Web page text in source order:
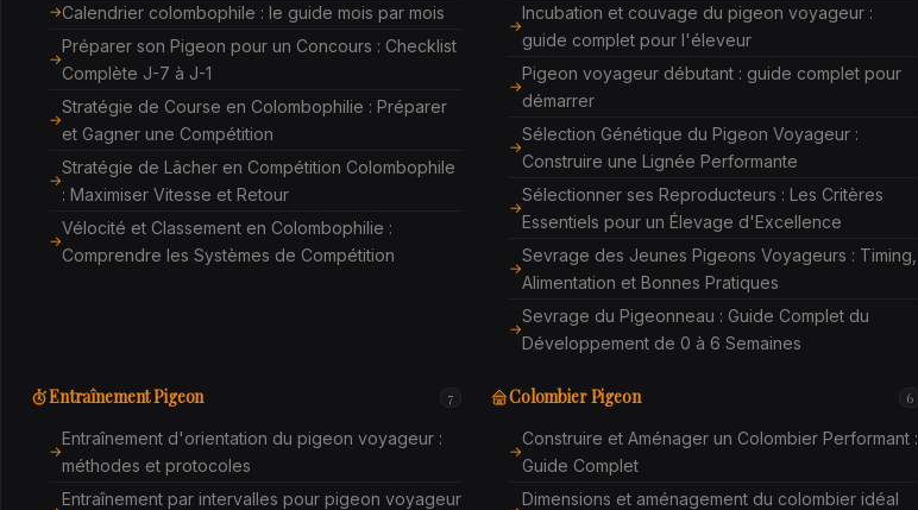
Calendrier colombophile : le guide mois par mois
Préparer son Pigeon pour un Concours : Checklist
Complète J-7 à J-1
Stratégie de Course en Colombophilie : Préparer
et Gagner une Compétition
Stratégie de Lâcher en Compétition Colombophile
: Maximiser Vitesse et Retour
Vélocité et Classement en Colombophilie :
Comprendre les Systèmes de Compétition
Incubation et couvage du pigeon voyageur :
guide complet pour l'éleveur
Pigeon voyageur débutant : guide complet pour
démarrer
Sélection Génétique du Pigeon Voyageur :
Construire une Lignée Performante
Sélectionner ses Reproducteurs : Les Critères
Essentiels pour un Élevage d'Excellence
Sevrage des Jeunes Pigeons Voyageurs : Timing,
Alimentation et Bonnes Pratiques
Sevrage du Pigeonneau : Guide Complet du
Développement de 0 à 6 Semaines
Entraînement Pigeon 7
Entraînement d'orientation du pigeon voyageur :
méthodes et protocoles
Entraînement par intervalles pour pigeon voyageur
Colombier Pigeon 6
Construire et Aménager un Colombier Performant :
Guide Complet
Dimensions et aménagement du colombier idéal